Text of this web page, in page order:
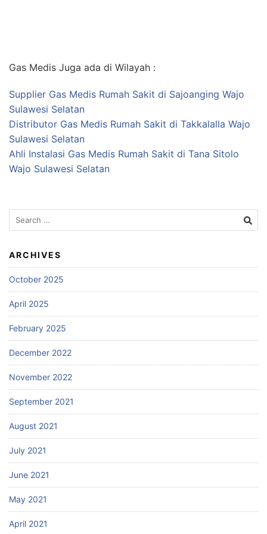
Gas Medis Juga ada di Wilayah :
Supplier Gas Medis Rumah Sakit di Sajoanging Wajo
Sulawesi Selatan
Distributor Gas Medis Rumah Sakit di Takkalalla Wajo
Sulawesi Selatan
Ahli Instalasi Gas Medis Rumah Sakit di Tana Sitolo
Wajo Sulawesi Selatan
Search
for:
ARCHIVES
October 2025
April 2025
February 2025
December 2022
November 2022
September 2021
August 2021
July 2021
June 2021
May 2021
April 2021